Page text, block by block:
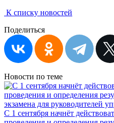
К списку новостей
Поделиться
Новости по теме
С 1 сентября начнёт